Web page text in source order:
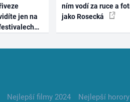
jen na
ním vodí za ruce a
jako Rosecká
Nejlepší filmy 2024 Nejlepší horory